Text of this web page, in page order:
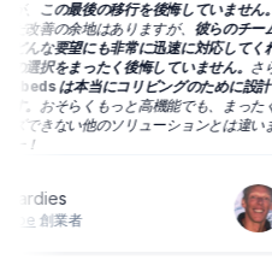
この最後の移行を後悔していません。
改善の余地はありますが、 彼らのチーム
んな要望にも非常に迅速に対応してくれ
選択をまったく後悔していません。さら
は本当にコリビングのために設計
。 おそらくもっと高機能でも、まったく
できない他のソリューションとは違いま
！
創業者